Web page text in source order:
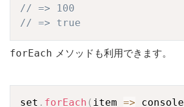
// => 100
// => true
forEach メソッドも利用できます。
set . forEach ( item => console